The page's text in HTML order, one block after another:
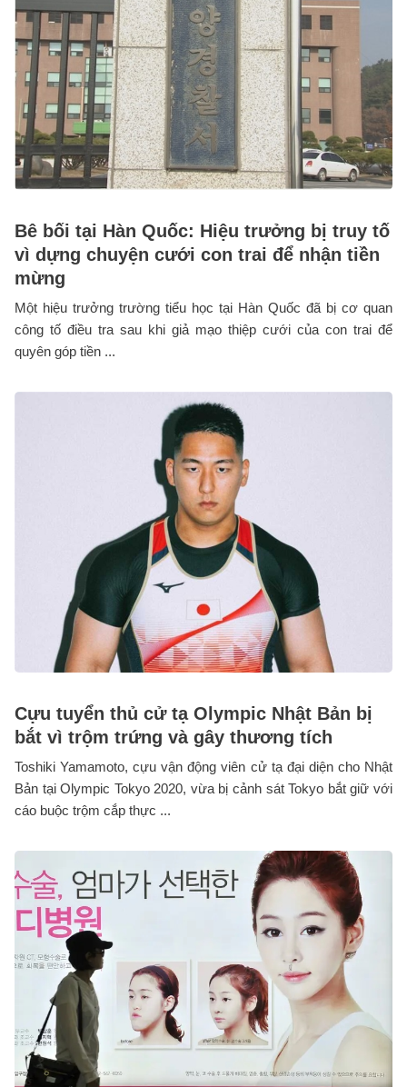
Bê bối tại Hàn Quốc: Hiệu trưởng bị truy tố
vì dựng chuyện cưới con trai để nhận tiền
mừng
Một hiệu trưởng trường tiểu học tại Hàn Quốc đã bị cơ quan
công tố điều tra sau khi giả mạo thiệp cưới của con trai để
quyên góp tiền ...
Cựu tuyển thủ cử tạ Olympic Nhật Bản bị
bắt vì trộm trứng và gây thương tích
Toshiki Yamamoto, cựu vận động viên cử tạ đại diện cho Nhật
Bản tại Olympic Tokyo 2020, vừa bị cảnh sát Tokyo bắt giữ với
cáo buộc trộm cắp thực ...